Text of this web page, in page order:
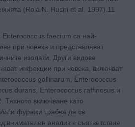
(Rola N. Husni et al. 1997).11
faecium са най-
при човека и представляват
изолати. Други видове
инфекции при човека, включват
gallinarum, Enterococcus
durans, Enterococcus raffinosus и
Тяхното включване като
или фуражи трябва да се
внимателен анализ в съответствие